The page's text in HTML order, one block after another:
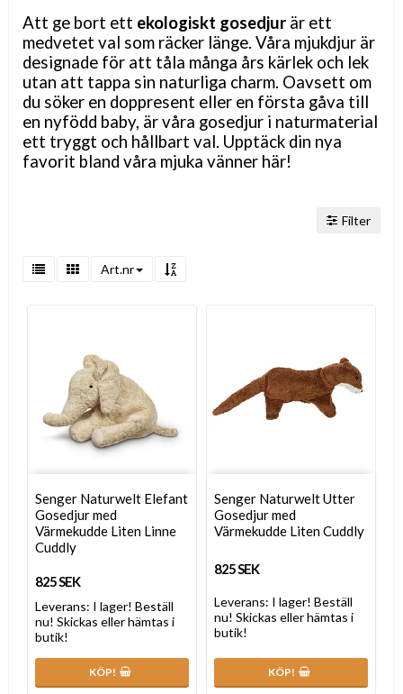
Att ge bort ett ekologiskt gosedjur är ett
medvetet val som räcker länge. Våra mjukdjur är
designade för att tåla många års kärlek och lek
utan att tappa sin naturliga charm. Oavsett om
du söker en doppresent eller en första gåva till
en nyfödd baby, är våra gosedjur i naturmaterial
ett tryggt och hållbart val. Upptäck din nya
favorit bland våra mjuka vänner här!
Filter
Art.nr
Senger Naturwelt Elefant
Gosedjur med
Värmekudde Liten Linne
Cuddly
825 SEK
Leverans: I lager! Beställ
nu! Skickas eller hämtas i
butik!
KÖP!
Senger Naturwelt Utter
Gosedjur med
Värmekudde Liten Cuddly
825 SEK
Leverans: I lager! Beställ
nu! Skickas eller hämtas i
butik!
KÖP!